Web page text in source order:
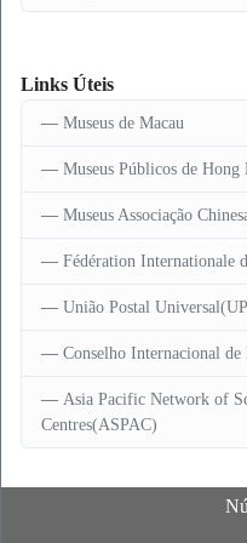
Links Úteis
Museus de Macau
Museus Públicos de Hong
Museus Associação
Fédération Internationale
União Postal
Conselho Internacional
Asia Pacific Network of
Centres(ASPAC)